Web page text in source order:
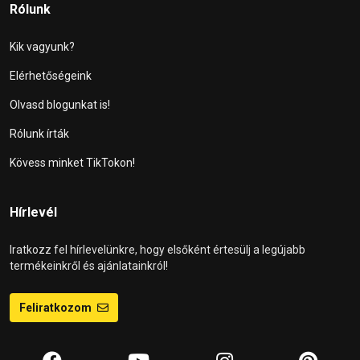
Rólunk
Kik vagyunk?
Elérhetőségeink
Olvasd blogunkat is!
Rólunk írták
Kövess minket TikTokon!
Hírlevél
Iratkozz fel hírlevelünkre, hogy elsőként értesülj a legújabb
termékeinkről és ajánlatainkról!
Feliratkozom